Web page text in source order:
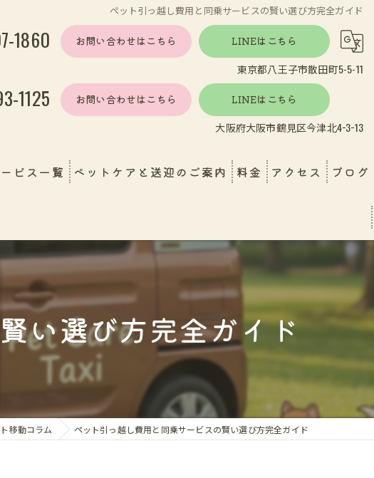
ペット引っ越し費用と同乗サービスの賢い選び方完全ガイド
1860 お問い合わせはこちら LINEはこちら
東京都八王子市散田町5-5-11
1125 お問い合わせはこちら LINEはこちら
大阪府大阪市鶴見区今津北4−3−13
ビス一覧
ット輸送
幼稚園＆保育園送迎
ペット同伴カフェ送迎
ドッグラン送迎
物病院同行サポート
ペットケアと送迎のご案内
ペットホテル・ペットケア
おうちで受けられる安心ケア
料金 アクセス ブログ
い選び方完全ガイド
移動コラム ペット引っ越し費用と同乗サービスの賢い選び方完全ガイド